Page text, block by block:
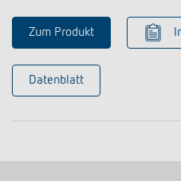
Zum Produkt
Datenblatt